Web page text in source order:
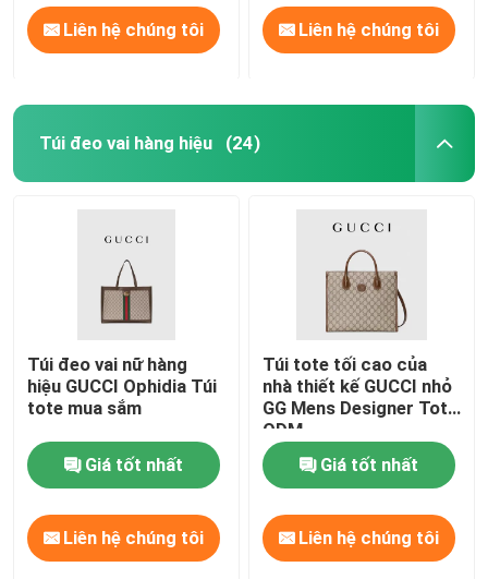
Liên hệ chúng tôi Liên hệ chúng tôi
Túi đeo vai hàng hiệu (24)
Túi đeo vai nữ hàng
hiệu GUCCI Ophidia Túi
tote mua sắm
Giá tốt nhất
Liên hệ chúng tôi
Túi tote tối cao của
nhà thiết kế GUCCI nhỏ
GG Mens Designer Tote
ODM
Giá tốt nhất
Liên hệ chúng tôi